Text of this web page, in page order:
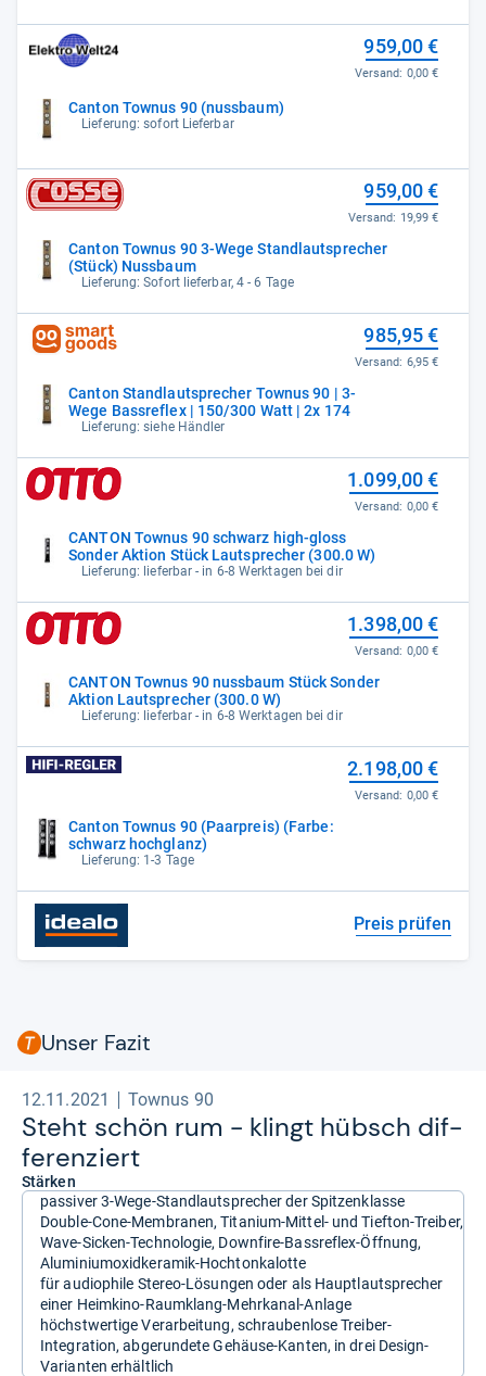
Canton Townus 90 (nussbaum)
Lieferung: sofort Lieferbar
959,00 €
Versand: 0,00 €
Canton Townus 90 3-Wege Standlautsprecher
(Stück) Nussbaum
Lieferung: Sofort lieferbar, 4 - 6 Tage
959,00 €
Versand: 19,99 €
Canton Standlautsprecher Townus 90 | 3-
Wege Bassreflex | 150/300 Watt | 2x 174
Lieferung: siehe Händler
985,95 €
Versand: 6,95 €
CANTON Townus 90 schwarz high-gloss
Sonder Aktion Stück Lautsprecher (300.0 W)
Lieferung: lieferbar - in 6-8 Werktagen bei dir
1.099,00 €
Versand: 0,00 €
CANTON Townus 90 nussbaum Stück Sonder
Aktion Lautsprecher (300.0 W)
Lieferung: lieferbar - in 6-8 Werktagen bei dir
1.398,00 €
Versand: 0,00 €
Canton Townus 90 (Paarpreis) (Farbe:
schwarz hochglanz)
Lieferung: 1-3 Tage
2.198,00 €
Versand: 0,00 €
Preis prüfen
Unser Fazit
12.11.2021 Townus 90
Steht schön rum -​ klingt hübsch dif­
fe­ren­ziert
Stärken
passiver 3-Wege-Standlautsprecher der Spitzenklasse
Double-Cone-Membranen, Titanium-Mittel- und Tiefton-Treiber,
Wave-Sicken-Technologie, Downfire-Bassreflex-Öffnung,
Aluminiumoxidkeramik-Hochtonkalotte
für audiophile Stereo-Lösungen oder als Hauptlautsprecher
einer Heimkino-Raumklang-Mehrkanal-Anlage
höchstwertige Verarbeitung, schraubenlose Treiber-
Integration, abgerundete Gehäuse-Kanten, in drei Design-
Varianten erhältlich